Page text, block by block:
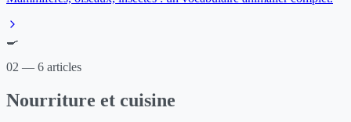
🍳
02 — 6 articles
Nourriture et cuisine